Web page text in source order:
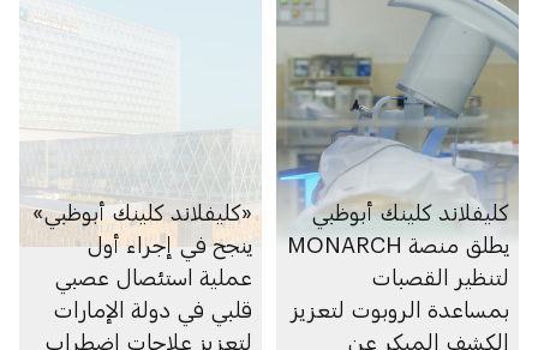
كليفلاند كلينك أبوظبي
يطلق منصة MONARCH
لتنظير القصبات
بمساعدة الروبوت لتعزيز
الكشف المبكر عن
«كليفلاند كلينك أبوظبي»
ينجح في إجراء أول
عملية استئصال عصبي
قلبي في دولة الإمارات
لتعزيز علاجات اضطراب